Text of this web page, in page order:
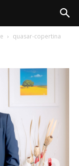
quasar-copertina